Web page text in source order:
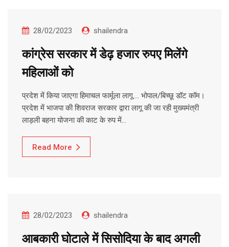
28/02/2023 shailendra
कांग्रेस सरकार में डेढ़ हजार रुपए मिलेंगे
महिलाओं को
प्रदेश में किया जाएगा हिमाचल फार्मूला लागू…. भोपाल/बिच्छू डॉट कॉम।
प्रदेश में भाजपा की शिवराज सरकार द्वारा लागू की जा रही मुख्यमंत्री
लाड़ली बहना योजना की काट के रुप में…
Read More
28/02/2023 shailendra
आबकारी घोटाले में सिसोदिया के बाद अगली